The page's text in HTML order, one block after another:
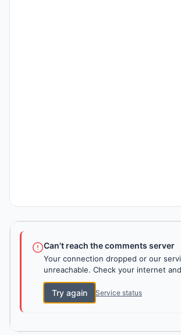
Can't reach the comments server
Your connection dropped or our
unreachable. Check your internet
Try again Service status